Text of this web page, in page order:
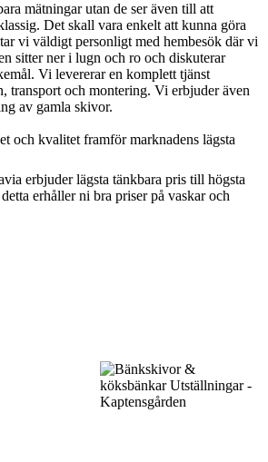
mätningar utan de ser även till att
Det skall vara enkelt att kunna göra
vi väldigt personligt med hembesök där vi
sitter ner i lugn och ro och diskuterar
Vi levererar en komplett tjänst
transport och montering. Vi erbjuder även
av gamla skivor.
och kvalitet framför marknadens lägsta
erbjuder lägsta tänkbara pris till högsta
erhåller ni bra priser på vaskar och